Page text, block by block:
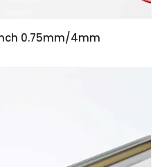
0.75mm/4mm